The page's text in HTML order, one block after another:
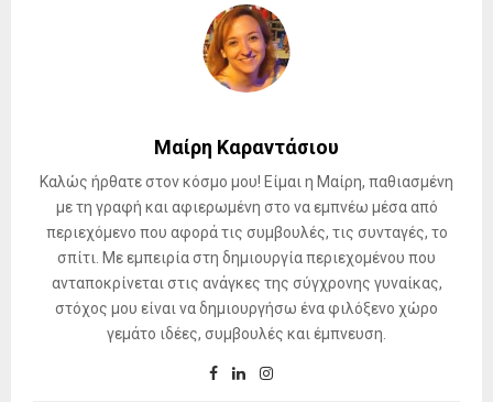
Μαίρη Καραντάσιου
Καλώς ήρθατε στον κόσμο μου! Είμαι η Μαίρη, παθιασμένη
με τη γραφή και αφιερωμένη στο να εμπνέω μέσα από
περιεχόμενο που αφορά τις συμβουλές, τις συνταγές, το
σπίτι. Με εμπειρία στη δημιουργία περιεχομένου που
ανταποκρίνεται στις ανάγκες της σύγχρονης γυναίκας,
στόχος μου είναι να δημιουργήσω ένα φιλόξενο χώρο
γεμάτο ιδέες, συμβουλές και έμπνευση.